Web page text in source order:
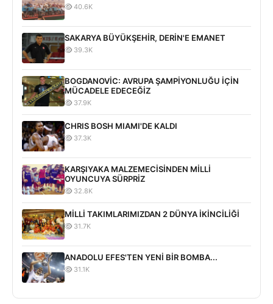
40.6K
SAKARYA BÜYÜKŞEHİR, DERİN'E EMANET
39.3K
BOGDANOVİC: AVRUPA ŞAMPİYONLUĞU İÇİN
MÜCADELE EDECEĞİZ
37.9K
CHRIS BOSH MIAMI'DE KALDI
37.3K
KARŞIYAKA MALZEMECİSİNDEN MİLLİ
OYUNCUYA SÜRPRİZ
32.8K
MİLLİ TAKIMLARIMIZDAN 2 DÜNYA İKİNCİLİĞİ
31.7K
ANADOLU EFES'TEN YENİ BİR BOMBA...
31.1K